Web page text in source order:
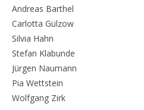
Andreas Barthel
Carlotta Gülzow
Silvia Hahn
Stefan Klabunde
Jürgen Naumann
Pia Wettstein
Wolfgang Zirk